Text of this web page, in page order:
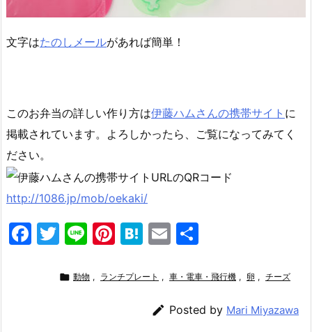
文字はたのしメールがあれば簡単！
このお弁当の詳しい作り方は伊藤ハムさんの携帯サイト に
掲載されています。よろしかったら、ご覧になってみてく
ださい。
http://1086.jp/mob/oekaki/
F
T
itt
Li
e
Pi
er
H
e
a
E
ai
l
 動物 , ランチプレート , 車・電車・飛行機 , 卵 , チーズ
 Posted by Mari Miyazawa